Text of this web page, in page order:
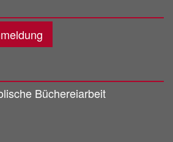
Büchereiarbeit